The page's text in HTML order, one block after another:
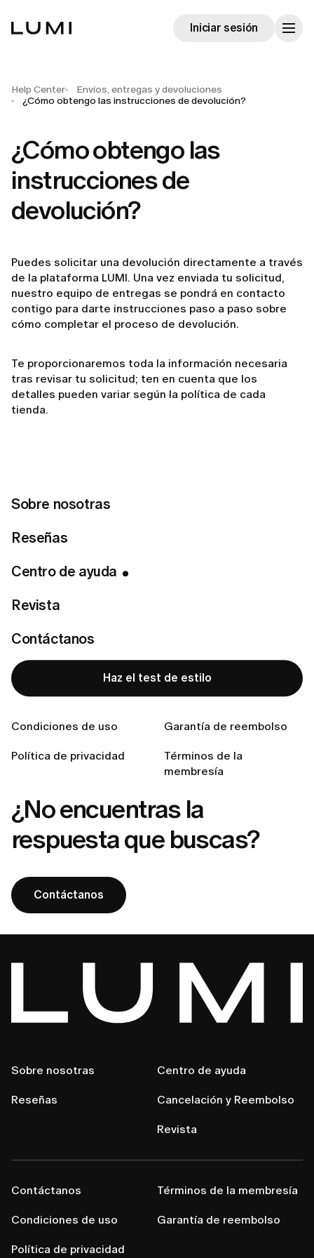
Sobre nosotras
Reseñas
Centro de ayuda
Revista
Contáctanos
Haz el test de estilo
Condiciones de uso Garantía de reembolso
Política de privacidad
Términos de la
membresía
Iniciar sesión
Help Center
Envíos, entregas y devoluciones
¿Cómo obtengo las instrucciones de devolución?
¿Cómo obtengo las
instrucciones de
devolución?
Puedes solicitar una devolución directamente a través
de la plataforma LUMI. Una vez enviada tu solicitud,
nuestro equipo de entregas se pondrá en contacto
contigo para darte instrucciones paso a paso sobre
cómo completar el proceso de devolución.
Te proporcionaremos toda la información necesaria
tras revisar tu solicitud; ten en cuenta que los
detalles pueden variar según la política de cada
tienda.
¿Puedo modificar o cancelar mi pedido después de
¿Tengo que pagar por el servicio de entrega?
Mi pedido se ha retrasado. ¿Qué debo hacer?
¿Cómo puedo devolver un artículo que no me queda
¿Tengo que pagar los gastos de envío de la
devolución?
¿No encuentras la
respuesta que buscas?
Contáctanos
Sobre nosotras
Reseñas
Centro de ayuda
Cancelación y Reembolso
Revista
Contáctanos
Condiciones de uso
Política de privacidad
Términos de la membresía
Garantía de reembolso